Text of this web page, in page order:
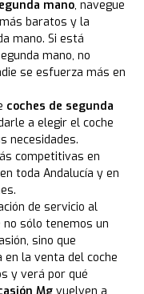
mano, navegue
baratos y la
mano. Si está
mano, no
se esfuerza más en
coches de segunda
a elegir el coche
necesidades.
competitivas en
en toda Andalucía y en
de servicio al
no sólo tenemos un
sino que
en la venta del coche
y verá por qué